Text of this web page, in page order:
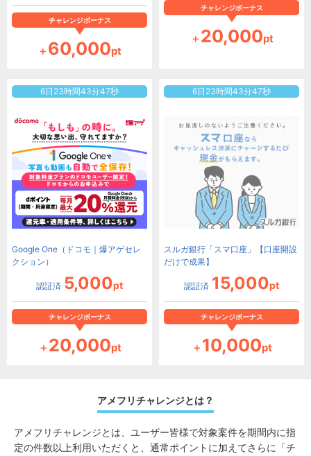
チャレンジボーナス
＋ 60,000pt
チャレンジボーナス
＋ 20,000pt
6日 23時間43分46秒
Google One（ドコモ｜爆アゲセレ
クション）
認証済 5,000pt
チャレンジボーナス
＋ 20,000pt
6日 23時間43分46秒
スルガ銀行「スマ口座」【口座開設
だけで成果】
認証済 15,000pt
チャレンジボーナス
＋ 10,000pt
アメフリチャレンジとは？
アメフリチャレンジとは、ユーザー皆様で対象案件を期間内に指
定の件数以上利用いただくと、通常ポイントに加えてさらに「チ